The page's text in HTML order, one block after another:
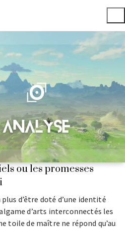
ou les promesses
d’être doté d’une identité
d’arts interconnectés les
toile de maître ne répond qu’au